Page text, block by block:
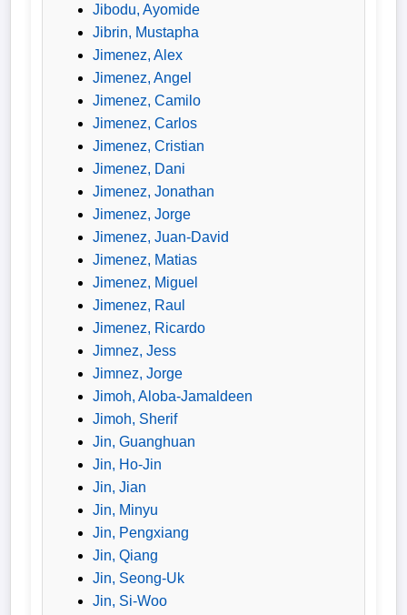
Jibodu, Ayomide
Jibrin, Mustapha
Jimenez, Alex
Jimenez, Angel
Jimenez, Camilo
Jimenez, Carlos
Jimenez, Cristian
Jimenez, Dani
Jimenez, Jonathan
Jimenez, Jorge
Jimenez, Juan-David
Jimenez, Matias
Jimenez, Miguel
Jimenez, Raul
Jimenez, Ricardo
Jimnez, Jess
Jimnez, Jorge
Jimoh, Aloba-Jamaldeen
Jimoh, Sherif
Jin, Guanghuan
Jin, Ho-Jin
Jin, Jian
Jin, Minyu
Jin, Pengxiang
Jin, Qiang
Jin, Seong-Uk
Jin, Si-Woo